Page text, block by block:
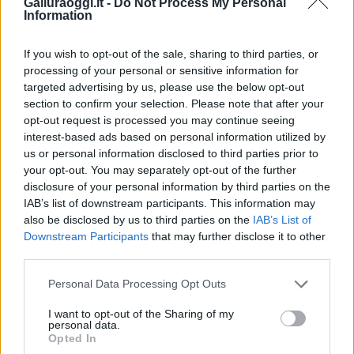
Information
If you wish to opt-out of the sale, sharing to third parties, or
processing of your personal or sensitive information for
targeted advertising by us, please use the below opt-out
section to confirm your selection. Please note that after your
opt-out request is processed you may continue seeing
interest-based ads based on personal information utilized by
us or personal information disclosed to third parties prior to
your opt-out. You may separately opt-out of the further
disclosure of your personal information by third parties on the
IAB’s list of downstream participants. This information may
also be disclosed by us to third parties on the IAB’s List of
Downstream Participants that may further disclose it to other
Please note that this website/app uses one or more Google
not limited to your visit or usage behaviour. You may click to
grant or deny consent to Google and its third-party tags to
use your data for below specified purposes in below Google
Personal Data Processing Opt Outs
I want to opt-out of the Sharing of my
personal data.
Opted In
Calangianus, allarme sul centro accoglienza
Gallura, finti clienti svuotano le suite: furto da
50mila nel resort
Meteo Olbia 7 agosto, sole e caldo tornano
protagonisti
Test tunnel Olbia: rampe chiuse ancora fino a
fine agosto
Aggius conquista la classifica delle mete più